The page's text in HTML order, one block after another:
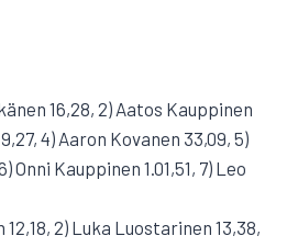
16,28, 2) Aatos Kauppinen
4) Aaron Kovanen 33,09, 5)
Onni Kauppinen 1.01,51, 7) Leo
12,18, 2) Luka Luostarinen 13,38,